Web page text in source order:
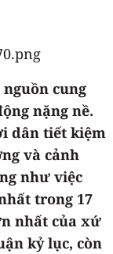
cung
nặng nề.
dân tiết kiệm
và cảnh
như việc
trong 17
nhất của xứ
kỷ lục, còn